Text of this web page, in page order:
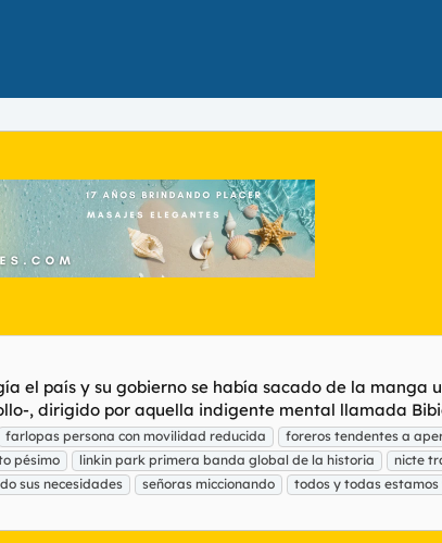
el país y su gobierno se había sacado de la
, dirigido por aquella indigente mental llamada
farlopas persona con movilidad reducida foreros tendentes a
pésimo linkin park primera banda global de la historia nicte
sus necesidades señoras miccionando todos y todas